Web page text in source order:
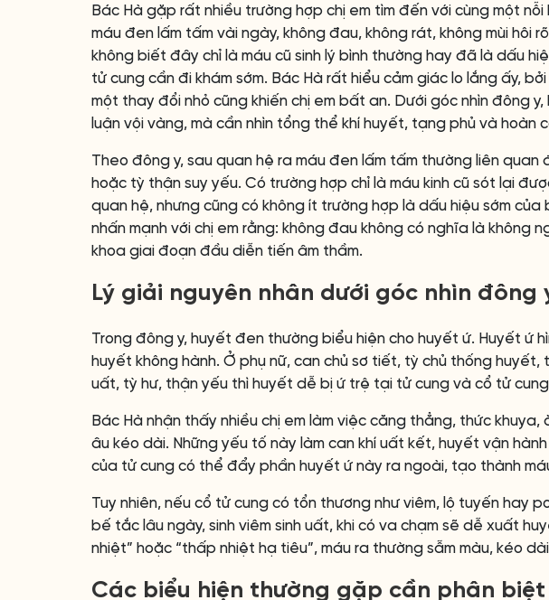
Bác Hà gặp rất nhiều trường hợp chị em tìm đến với cùng một
máu đen lấm tấm vài ngày, không đau, không rát, không mùi hôi
không biết đây chỉ là máu cũ sinh lý bình thường hay đã là dấu
tử cung cần đi khám sớm. Bác Hà rất hiểu cảm giác lo lắng ấy,
một thay đổi nhỏ cũng khiến chị em bất an. Dưới góc nhìn đông
luận vội vàng, mà cần nhìn tổng thể khí huyết, tạng phủ và hoàn
Theo đông y, sau quan hệ ra máu đen lấm tấm thường liên quan
hoặc tỳ thận suy yếu. Có trường hợp chỉ là máu kinh cũ sót lại
quan hệ, nhưng cũng có không ít trường hợp là dấu hiệu sớm của
nhấn mạnh với chị em rằng: không đau không có nghĩa là không
khoa giai đoạn đầu diễn tiến âm thầm.
Lý giải nguyên nhân dưới góc nhìn đông
Trong đông y, huyết đen thường biểu hiện cho huyết ứ. Huyết ứ
huyết không hành. Ở phụ nữ, can chủ sơ tiết, tỳ chủ thống huyết,
uất, tỳ hư, thận yếu thì huyết dễ bị ứ trệ tại tử cung và cổ tử
Bác Hà nhận thấy nhiều chị em làm việc căng thẳng, thức
âu kéo dài. Những yếu tố này làm can khí uất kết, huyết vận
của tử cung có thể đẩy phần huyết ứ này ra ngoài, tạo thành
Tuy nhiên, nếu cổ tử cung có tổn thương như viêm, lộ tuyến hay
bế tắc lâu ngày, sinh viêm sinh uất, khi có va chạm sẽ dễ xuất
nhiệt” hoặc “thấp nhiệt hạ tiêu”, máu ra thường sẫm màu, kéo
Các biểu hiện thường gặp cần phân biệt